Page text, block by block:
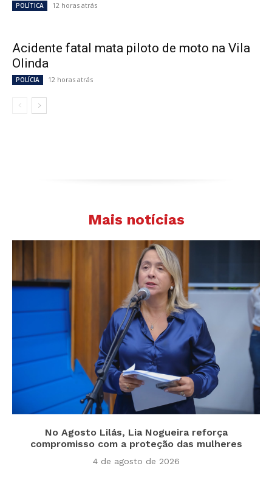
POLÍTICA 12 horas atrás
Acidente fatal mata piloto de moto na Vila
Olinda
POLÍCIA 12 horas atrás
Mais notícias
No Agosto Lilás, Lia Nogueira reforça
compromisso com a proteção das mulheres
4 de agosto de 2026